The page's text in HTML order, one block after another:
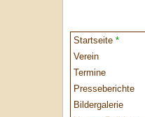
Startseite *
Verein
Termine
Presseberichte
Bildergalerie